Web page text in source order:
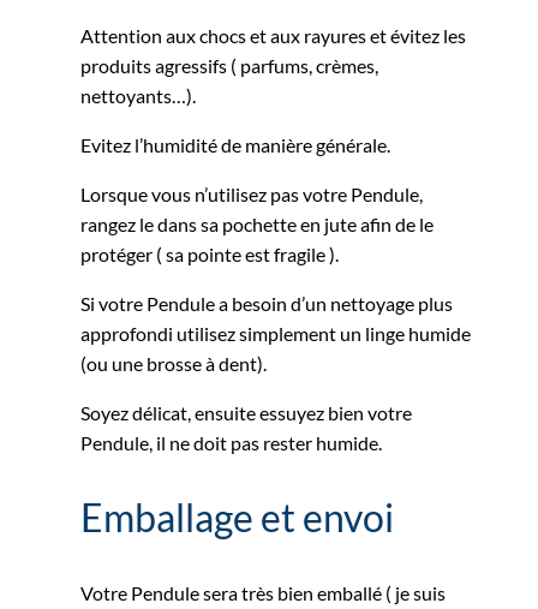
Attention aux chocs et aux rayures et évitez les
produits agressifs ( parfums, crèmes,
nettoyants…).
Evitez l’humidité de manière générale.
Lorsque vous n’utilisez pas votre Pendule,
rangez le dans sa pochette en jute afin de le
protéger ( sa pointe est fragile ).
Si votre Pendule a besoin d’un nettoyage plus
approfondi utilisez simplement un linge humide
(ou une brosse à dent).
Soyez délicat, ensuite essuyez bien votre
Pendule, il ne doit pas rester humide.
Emballage et envoi
Votre Pendule sera très bien emballé ( je suis